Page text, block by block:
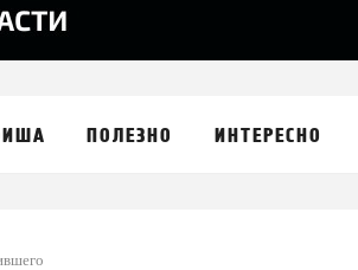
ПОЛЕЗНО ИНТЕРЕСНО